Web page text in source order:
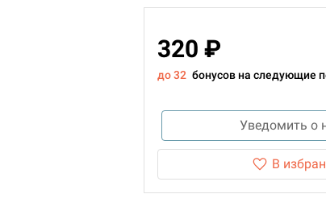
320 ₽
до 32 бонусов на следующие
Уведомить о
В